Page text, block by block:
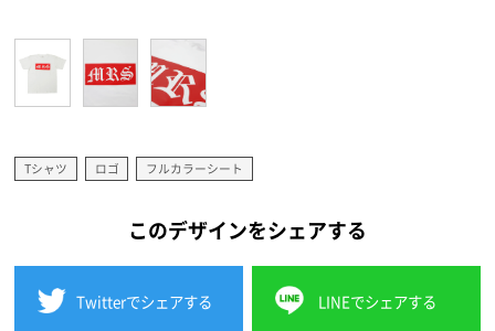
Tシャツ ロゴ フルカラーシート
このデザインをシェアする
Twitterでシェアする LINEでシェアする